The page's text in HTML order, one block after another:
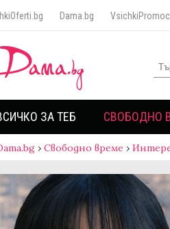
Dama.bg
ЗА ТЕБ СВОБОДНО
› Свободно време ›